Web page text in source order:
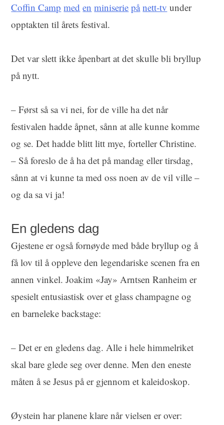
Coffin Camp med en miniserie på nett-tv under
opptakten til årets festival.
Det var slett ikke åpenbart at det skulle bli bryllup
på nytt.
– Først så sa vi nei, for de ville ha det når
festivalen hadde åpnet, sånn at alle kunne komme
og se. Det hadde blitt litt mye, forteller Christine.
– Så foreslo de å ha det på mandag eller tirsdag,
sånn at vi kunne ta med oss noen av de vil ville –
og da sa vi ja!
En gledens dag
Gjestene er også fornøyde med både bryllup og å
få lov til å oppleve den legendariske scenen fra en
annen vinkel. Joakim «Jay» Arntsen Ranheim er
spesielt entusiastisk over et glass champagne og
en barneleke backstage:
– Det er en gledens dag. Alle i hele himmelriket
skal bare glede seg over denne. Men den eneste
måten å se Jesus på er gjennom et kaleidoskop.
Øystein har planene klare når vielsen er over: